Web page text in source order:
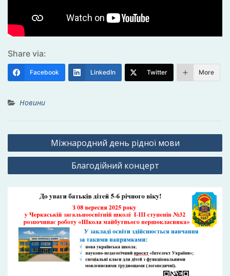
Share via:
Facebook LinkedIn Twitter More
Новини
Навігація
записів
Міжнародний день рідної мови
Благодійний концерт